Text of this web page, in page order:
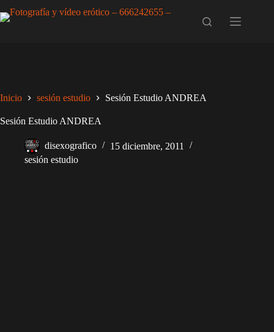
al
Inicio sesión estudio Sesión Estudio ANDREA
Sesión Estudio ANDREA
disexografico
15 diciembre, 2011
sesión estudio